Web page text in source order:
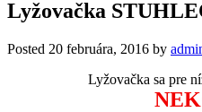
Lyžovačka
Posted 20 februára, 2016 by
Lyžovačka sa pre